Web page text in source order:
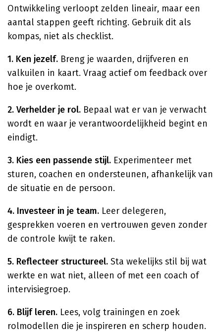
Ontwikkeling verloopt zelden lineair, maar een
aantal stappen geeft richting. Gebruik dit als
kompas, niet als checklist.
1. Ken jezelf. Breng je waarden, drijfveren en
valkuilen in kaart. Vraag actief om feedback over
hoe je overkomt.
2. Verhelder je rol. Bepaal wat er van je verwacht
wordt en waar je verantwoordelijkheid begint en
eindigt.
3. Kies een passende stijl. Experimenteer met
sturen, coachen en ondersteunen, afhankelijk van
de situatie en de persoon.
4. Investeer in je team. Leer delegeren,
gesprekken voeren en vertrouwen geven zonder
de controle kwijt te raken.
5. Reflecteer structureel. Sta wekelijks stil bij wat
werkte en wat niet, alleen of met een coach of
intervisiegroep.
6. Blijf leren. Lees, volg trainingen en zoek
rolmodellen die je inspireren en scherp houden.